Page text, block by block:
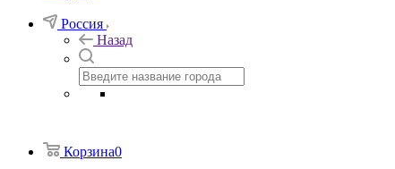
Россия
Назад
Корзина0